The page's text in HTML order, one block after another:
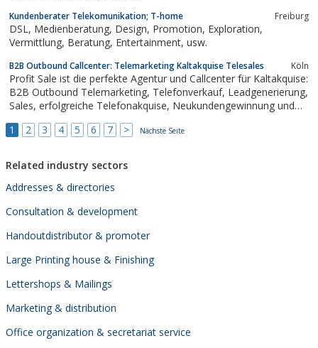
Kundenberater Telekomunikation; T-home Freiburg
DSL, Medienberatung, Design, Promotion, Exploration,
Vermittlung, Beratung, Entertainment, usw.
B2B Outbound Callcenter: Telemarketing Kaltakquise Telesales Köln
Profit Sale ist die perfekte Agentur und Callcenter für Kaltakquise:
B2B Outbound Telemarketing, Telefonverkauf, Leadgenerierung,
Sales, erfolgreiche Telefonakquise, Neukundengewinnung und
Kunden gewinnen! Erzielen Sie mit Profit Sale Top Erfolgsquoten
1 2 3 4 5 6 7 > Nächste Seite
Related industry sectors
Addresses & directories
Consultation & development
Handoutdistributor & promoter
Large Printing house & Finishing
Lettershops & Mailings
Marketing & distribution
Office organization & secretariat service